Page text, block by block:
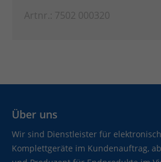
Artnr.: 7502 000320
Über uns
Wir sind Dienstleister für
Komplettgeräte im Kundenauftrag,